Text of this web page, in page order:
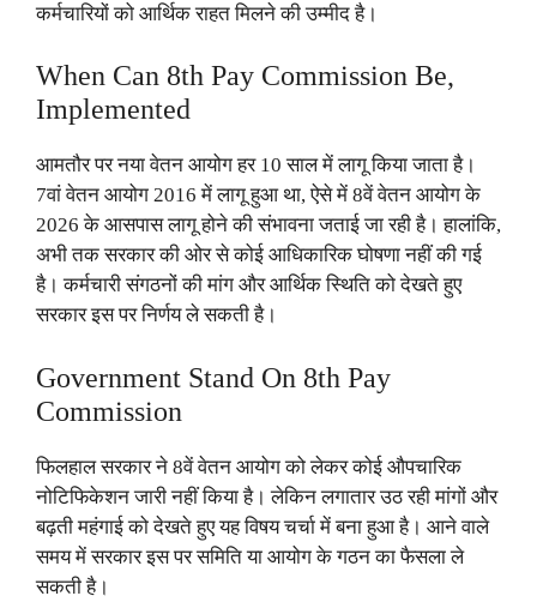
कर्मचारियों को आर्थिक राहत मिलने की उम्मीद है।
When Can 8th Pay Commission Be,
Implemented
आमतौर पर नया वेतन आयोग हर 10 साल में लागू किया जाता है।
7वां वेतन आयोग 2016 में लागू हुआ था, ऐसे में 8वें वेतन आयोग के
2026 के आसपास लागू होने की संभावना जताई जा रही है। हालांकि,
अभी तक सरकार की ओर से कोई आधिकारिक घोषणा नहीं की गई
है। कर्मचारी संगठनों की मांग और आर्थिक स्थिति को देखते हुए
सरकार इस पर निर्णय ले सकती है।
Government Stand On 8th Pay
Commission
फिलहाल सरकार ने 8वें वेतन आयोग को लेकर कोई औपचारिक
नोटिफिकेशन जारी नहीं किया है। लेकिन लगातार उठ रही मांगों और
बढ़ती महंगाई को देखते हुए यह विषय चर्चा में बना हुआ है। आने वाले
समय में सरकार इस पर समिति या आयोग के गठन का फैसला ले
सकती है।